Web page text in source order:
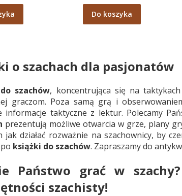
Do koszyka
o szachach dla pasjonatów
szachów, koncentrująca się na
graczom. Poza samą grą i
informacje taktyczne z lektur. Polecamy
prezentują możliwe otwarcia w grze, plany
jak działać rozważnie na szachownicy, by
książki do szachów. Zapraszamy do
Państwo grać w
szachisty!